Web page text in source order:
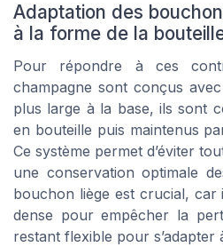
Adaptation des
à la forme de la
Pour répondre à ces
champagne sont conçus
plus large à la base, ils sont
en bouteille puis maintenus
Ce système permet d’éviter
une conservation optimale
bouchon liège est crucial, car
dense pour empêcher la
restant flexible pour